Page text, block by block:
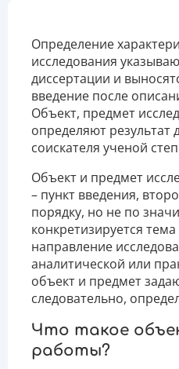
Определение
исследования
диссертации и
введение после
Объект, предмет
определяют
соискателя ученой
Объект и предмет
– пункт введения,
порядку, но не по
конкретизируется
направление
аналитической или
объект и предмет
следовательно,
Что такое
работы?